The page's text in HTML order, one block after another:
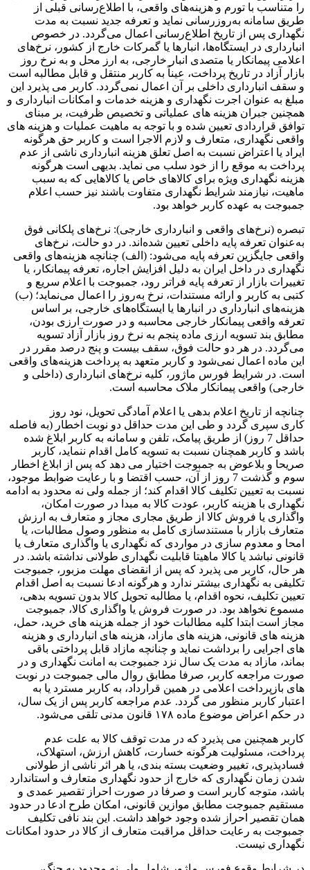
را متناسب با تورم و هزینه‌های واقعی، با اطلاع‌رسانی قبلی از
طریق سامانه به‌روزرسانی نماید و تعرفه جدید نسبت به مدت
نگهداری پس از تاریخ اطلاع‌رسانی اعمال می‌گردد. در خصوص
انبارداری در ایستگاه‌ها، انبارها یا گمرکات خارج از کشور، نرخ‌های
اعلامی پیمانکار یا متصدی انبار خارجی، به ارز محل و به نرخ روز
بازار آزاد در تاریخ پرداخت، عیناً به کاربر منتقل و قابل مطالبه است
و سقف انبارداری داخلی بر آن اعمال نمی‌گردد. کاربر می پذیرد این
مبلغ به عنوان اجرت نگهداری و هزینه خدمات و امکانات انبارداری و
همچنین جبران هزینه های عملیاتی و تخصیص ظرفیت، بر مبنای
توافق قراردادی تعیین شده و با توجه به ماهیت عملیات و هزینه های
واقعی نگهداری، متعارف و لازم الاجرا است و کاربر حق هرگونه
ایراد یا اعتراض نسبت به اصل تعلق هزینه انبارداری ناشی از عدم
پرداخت به موقع را از خود سلب می نماید. بدیهی است هرگونه
هزینه نگهداری ویژه برای کالاهای خاص یا کالاهایی که به سبب
ماهیت، نیازمند شرایط نگهداری متفاوت باشند نیز حسب اعلام
جمبوجت به عهده کاربر خواهد بود.
تبصره (نرخ‌های واقعی و انبارداری خارجی): نرخ‌های پلکانی فوق
به‌عنوان تعرفه پایه داخلی تعیین شده‌اند. در دو حالت، نرخ‌های
واقعی جایگزین تعرفه پایه می‌شود: (الف) چنانچه هزینه‌های واقعی
نگهداری در داخل ایران به دلیل افزایش اجاره، تعرفه پیمانکار، یا
تغییرات بازار از تعرفه پایه فراتر رود، جمبوجت با اعلام سریع و
کتبی به کاربر و ارائه مستندات، نرخ به‌روز را اعمال می‌نماید؛ (ب)
هزینه‌های انبارداری در انبارها یا ایستگاه‌های خارجی، بر اساس
تعرفه واقعی پیمانکار خارجی محاسبه و در صورت ارزی بودن،
مطابق بند تسویه ارزی ماده پنجم به نرخ روز بازار آزاد تسویه
می‌گردد. در هر دو حالت فوق، سقف بیست و پنج درصد مقرر در
این ماده اعمال نمی‌شود و کاربر متعهد به پرداخت هزینه‌های واقعی
است. در شرایط فورس ماژور، کلیه نرخ‌های انبارداری (داخلی و
خارجی) واقعی پیمانکار ملاک محاسبه است.
چنانچه از تاریخ اعلام بدهی یا اعلام آمادگی تحویل، نود روز
کاری سپری گردد و طی این مدت حداقل دو نوبت اخطار (به فاصله
حداقل 7 روز) از طریق پیامک، تلفن و سامانه به کاربر ابلاغ شده
باشد و کاربر همچنان نسبت به تسویه کامل اقدام ننماید، کاربر
صریحا و بلاعوض به جمبوجت اختیار می دهد که پس از ابلاغ اخطار
سوم و گذشت 7 روز از آن، حسب اقتضا و با رعایت ضوابط موجود،
نسبت به تعیین تکلیف کالا اقدام کند؛ از جمله ولی نه محدود به ادامه
نگهداری با هزینه کاربر، عودت کالا به مبدا در صورت امکان،
واگذاری یا فروش کالا از طریق مجاری مجاز و متعارف به ارزش
متعارف بازار با مستندسازی کامل به منظور وصول مطالبات، یا
امحا و معدوم سازی در مواردی که نگهداری یا واگذاری متعارف یا
قانونی نباشد یا کالا ماهیتا قابلیت نگهداری طولانی نداشته باشد. در
هر حال، کاربر می پذیرد که پس از انقضای مهلت مزبور، جمبوجت
تکلیفی به نگهداری بیشتر ندارد و هرگونه ادعا نسبت به اصل اقدام
تعیین تکلیف، نحوه اقدام، یا مطالبه تحویل کالا بدون تسویه بدهی،
مسموع نخواهد بود. در صورت فروش یا واگذاری کالا، جمبوجت
مجاز است ابتدا کلیه مطالبات خود از جمله هزینه های خرید، حمل،
هزینه های قانونی، هزینه های مازاد، هزینه های انبارداری و هزینه
های اجرایی را برداشت نماید و چنانچه مازاد قابل پرداختی باقی
بماند، مازاد به مدت یک سال نزد جمبوجت به امانت نگهداری و در
صورت مراجعه کاربر، صرفا مطابق روال مالی جمبوجت در نوبت
های بازپرداخت اعلامی در همین قرارداد، به کاربر مسترد یا به
اعتبار کاربر منظور می گردد. عدم مراجعه کاربر پس از یک سال،
در حکم اعراض موضوع ماده ۱۷۸ قانون مدنی تلقی می‌شود.
کاربر همچنین می پذیرد که در مدت توقف کالا به علت عدم
پرداخت، مسئولیت هرگونه خسارت، کاهش ارزش، استهلاک،
فسادپذیری، تغییر وضعیت بسته بندی، یا هر اثر ناشی از طولانی
شدن زمان نگهداری که خارج از حدود نگهداری متعارف و استاندارد
باشد، متوجه کاربر است و صرفا در صورت احراز تقصیر عمدی و
مستقیم جمبوجت مطابق موازین قانونی، امکان طرح ادعا در حدود
همان تقصیر احراز شده وجود خواهد داشت. این بند نافی تکلیف
جمبوجت به رعایت حداقل مراقبت متعارف از کالا در حدود امکانات
نگهداری نیست.